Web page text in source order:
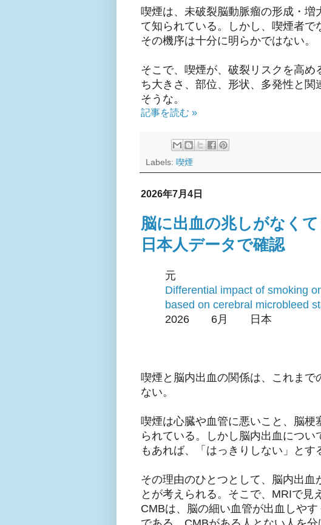
喫煙は、未破裂脳動脈瘤の形成・増
て知られている。しかし、喫煙者で
その機序は十分に明らかではない。
そこで、喫煙が、破裂リスクを高
ち大きさ、部位、形状、多発性と
そうな。
記事を読む »
Labels: 喫煙
2026年7月4日
脳に出血の兆しがなく
日本人データで確認
元
Differential impact of smoking
based on cerebral microbleed
2026 6月 日本
喫煙と脳内出血の関係は、これま
ない。
喫煙は心臓や血管に悪いこと、脳
られている。しかし脳内出血につ
もあれば、「はっきりしない」とす
その理由のひとつとして、脳内出血
とが考えられる。そこで、MRIで見
CMBは、脳の細い血管が出血しや